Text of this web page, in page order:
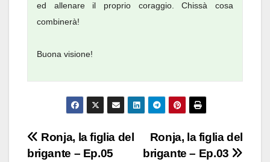
ed allenare il proprio coraggio. Chissà cosa
combinerà!
Buona visione!
Navigazione
Ronja, la figlia del
brigante – Ep.03
Ronja, la figlia del
brigante – Ep.05